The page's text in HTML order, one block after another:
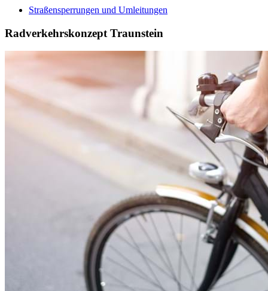
Straßensperrungen und Umleitungen
Radverkehrskonzept Traunstein